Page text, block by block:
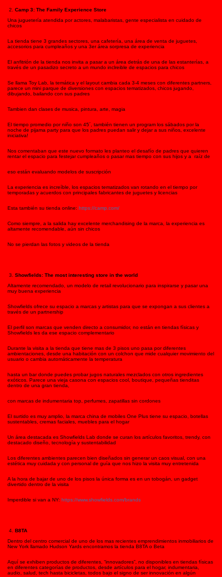
Camp 3: The Family Experience Store
Una juguetería atendida por actores, malabaristas, gente especialista en cuidado de
chicos
La tienda tiene 3 grandes sectores, una cafetería, una área de venta de juguetes,
accesorios para cumpleaños y una 3er área sorpresa de experiencia
El anfitrión de la tienda nos invita a pasar a un área detrás de una de las estanterías, a
través de un pasadizo secreto a un mundo inclreible de espacios para chicos
Se llama Toy Lab, la temática y el layout cambia cada 3-4 meses con diferentes partners,
parece un mini parque de diversiones con espacios tematizados, chicos jugando,
dibujando, bailando con sus padres
Tambien dan clases de musica, pintura, arte, magia
El tiempo promedio por niño son 45´, también tienen un program los sábados por la
noche de pijama party para que los padres puedan salir y dejar a sus niños, excelente
iniciativa!
Nos comentaban que este nuevo formato les planteo el desafío de padres que quieren
rentar el espacio para festejar cumpleaños o pasar mas tiempo con sus hijos y a raíz de
eso están evaluando modelos de suscripción
La experiencia es increíble, los espacios tematizados van rotando en el tiempo por
temporadas y acuerdos con principales fabricantes de juguetes y licencias
Esta también su tienda online: https://camp.com/
Como siempre, a la salida hay excelente merchandising de la marca, la experiencia es
altamente recomendable, aún sin chicos
No se pierdan las fotos y videos de la tienda
Showfields: The most interesting store in the world
Altamente recomendado, un modelo de retail revolucionario para inspirarse y pasar una
muy buena experiencia
Showfields ofrece su espacio a marcas y artistas para que se expongan a sus clientes a
través de un partnership
El perfil son marcas que venden directo a consumidor, no están en tiendas físicas y
Showfields les da ese espacio complementario
Durante la visita a la tienda que tiene mas de 3 pisos uno pasa por diferentes
ambientaciones, desde una habitación con un colchon que mide cualquier movimiento del
usuario o cambia automáticamente la temperatura
hasta un bar donde puedes probar jugos naturales mezclados con otros ingredientes
exóticos. Parece una vieja casona con espacios cool, boutique, pequeñas tienditas
dentro de una gran tienda,
con marcas de indumentaria top, perfumes, zapatillas sin cordones
El surtido es muy amplio, la marca china de mobiles One Plus tiene su espacio, botellas
sustentables, cremas faciales, muebles para el hogar
Un área destacada es Showfields Lab donde se curan los artículos favoritos, trendy, con
destacado diseño, tecnología y sustentabilidad
Los diferentes ambientes parecen bien diseñados sin generar un caos visual, con una
estética muy cuidada y con personal de guía que nos hizo la visita muy entretenida
A la hora de bajar de uno de los pisos la única forma es en un tobogán, un gadget
divertido dentro de la visita
Imperdible si van a NY: https://www.showfields.com/brands
B8TA
Dentro del centro comercial de uno de los mas recientes emprendimientos inmobiliarios de
New York llamado Hudson Yards encontramos la tienda B8TA o Beta
Aquí se exhiben productos de diferentes, “innovadores”, no disponibles en tiendas físicas
en diferentes categorías de productos, desde artículos para el hogar, indumentaria,
audio, salud, tech hasta bicicletas, todos bajo el signo de ser innovación en algún